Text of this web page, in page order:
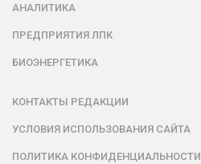
АНАЛИТИКА
ПРЕДПРИЯТИЯ ЛПК
БИОЭНЕРГЕТИКА
КОНТАКТЫ РЕДАКЦИИ
УСЛОВИЯ ИСПОЛЬЗОВАНИЯ САЙТА
ПОЛИТИКА КОНФИДЕНЦИАЛЬНОСТИ